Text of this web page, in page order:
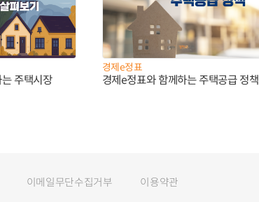
주택시장
경제e정표
경제e정표와 함께하는 주택공급 정책
이메일무단수집거부 이용약관